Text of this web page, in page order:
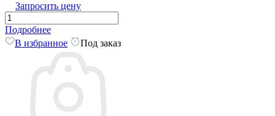
Запросить цену
Подробнее
В избранное
Под заказ